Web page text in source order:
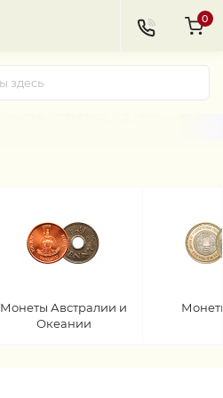
0
Монеты Австралии и
Океании